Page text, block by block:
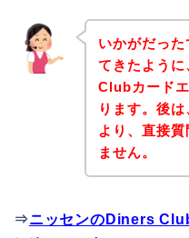
いかがだっ
てきたよう
Clubカード
ります。後
より、直接
ません。
⇒ニッセンのDiners